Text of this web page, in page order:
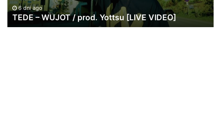
6 dni ago
TEDE – WUJOT / prod. Yottsu [LIVE VIDEO]
lat